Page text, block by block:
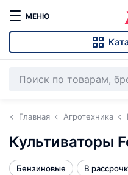
МЕНЮ
Главная Агротехника
Культиваторы
Бензиновые В